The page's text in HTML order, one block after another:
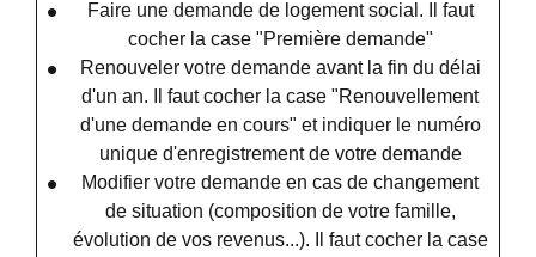
Faire une demande de logement social. Il faut
cocher la case "Première demande"
Renouveler votre demande avant la fin du délai
d'un an. Il faut cocher la case "Renouvellement
d'une demande en cours" et indiquer le numéro
unique d'enregistrement de votre demande
Modifier votre demande en cas de changement
de situation (composition de votre famille,
évolution de vos revenus...). Il faut cocher la case